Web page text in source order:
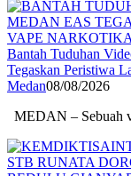
Bantah Tuduhan
Tegaskan Peristiwa
Medan08/08/2026
MEDAN – Sebuah